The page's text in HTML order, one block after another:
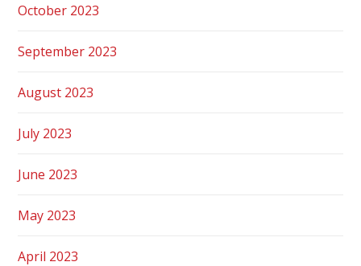
October 2023
September 2023
August 2023
July 2023
June 2023
May 2023
April 2023